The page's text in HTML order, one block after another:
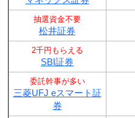
抽選資金不要
松井証券
2千円もらえる
SBI証券
委託幹事が多い
三菱UFJ eスマート証
券